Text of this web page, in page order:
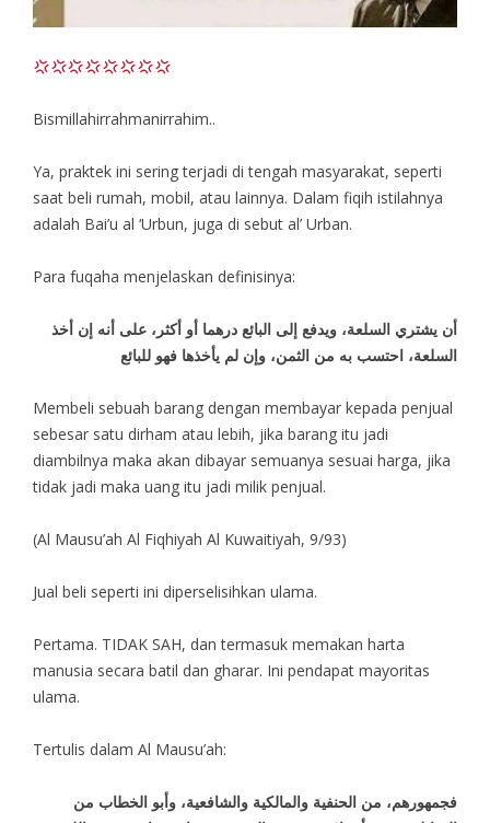
Bismillahirrahmanirrahim..
Ya, praktek ini sering terjadi di tengah masyarakat, seperti
saat beli rumah, mobil, atau lainnya. Dalam fiqih istilahnya
adalah Bai’u al ‘Urbun, juga di sebut al’ Urban.
Para fuqaha menjelaskan definisinya:
أن يشتري السلعة، ويدفع إلى البائع درهما أو أكثر، على أنه إن أخذ
السلعة، احتسب به من الثمن، وإن لم يأخذها فهو للبائع
Membeli sebuah barang dengan membayar kepada penjual
sebesar satu dirham atau lebih, jika barang itu jadi
diambilnya maka akan dibayar semuanya sesuai harga, jika
tidak jadi maka uang itu jadi milik penjual.
(Al Mausu’ah Al Fiqhiyah Al Kuwaitiyah, 9/93)
Jual beli seperti ini diperselisihkan ulama.
Pertama. TIDAK SAH, dan termasuk memakan harta
manusia secara batil dan gharar. Ini pendapat mayoritas
ulama.
Tertulis dalam Al Mausu’ah:
فجمهورهم، من الحنفية والمالكية والشافعية، وأبو الخطاب من